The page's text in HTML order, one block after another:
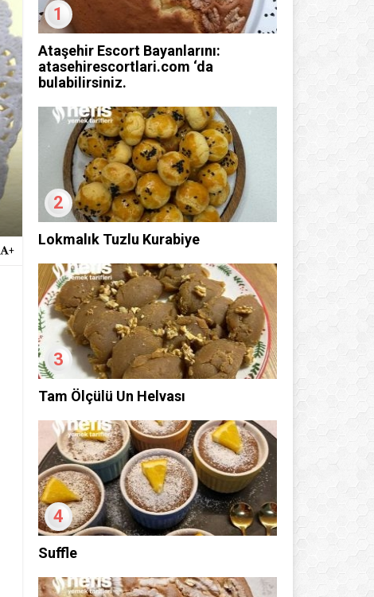
+
1
Ataşehir Escort Bayanlarını:
atasehirescortlari.com ‘da
bulabilirsiniz.
2
Lokmalık Tuzlu Kurabiye
3
Tam Ölçülü Un Helvası
4
Suffle